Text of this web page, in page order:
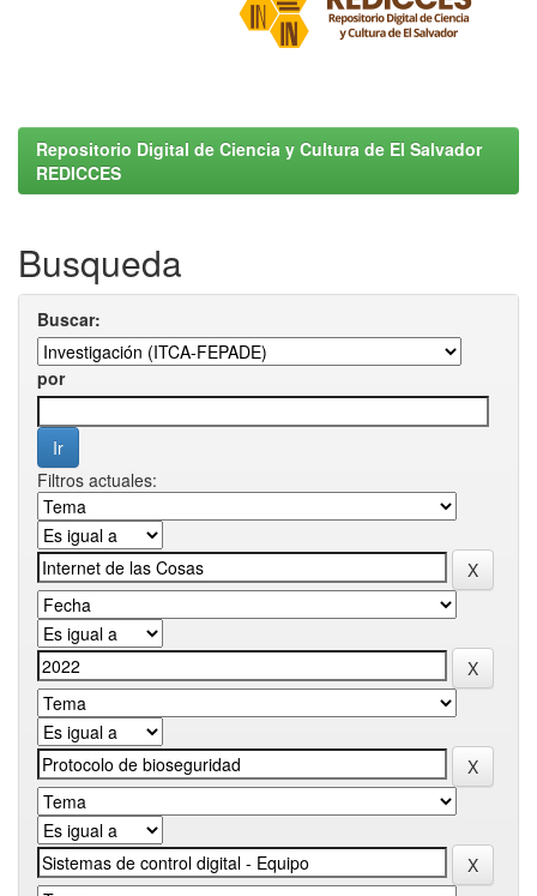
Repositorio Digital de Ciencia y Cultura de El Salvador
REDICCES
Busqueda
Buscar:
por
Filtros actuales: